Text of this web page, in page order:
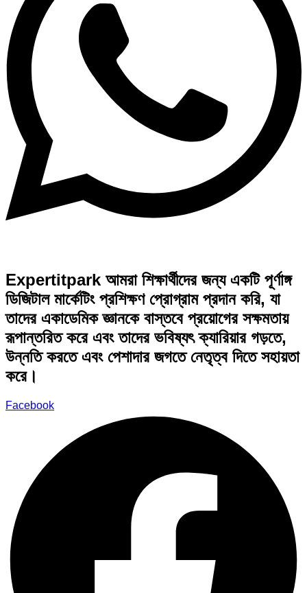
Expertitpark আমরা শিক্ষার্থীদের জন্য একটি পূর্ণাঙ্গ
ডিজিটাল মার্কেটিং প্রশিক্ষণ প্রোগ্রাম প্রদান করি, যা
তাদের একাডেমিক জ্ঞানকে বাস্তবে প্রয়োগের সক্ষমতায়
রূপান্তরিত করে এবং তাদের ভবিষ্যৎ ক্যারিয়ার গড়তে,
উন্নতি করতে এবং পেশাদার জগতে নেতৃত্ব দিতে সহায়তা
করে।
Facebook